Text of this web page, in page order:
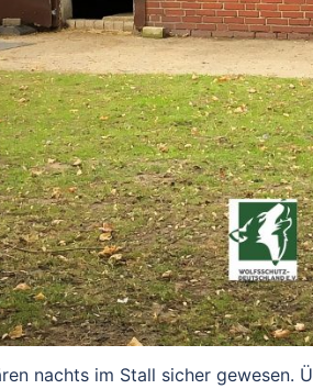
nachts im Stall sicher gewesen.